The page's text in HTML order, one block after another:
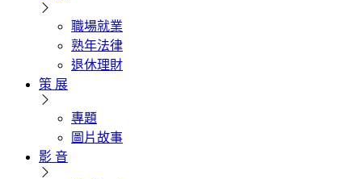
職場就業
熟年法律
退休理財
策 展
專題
圖片故事
影 音